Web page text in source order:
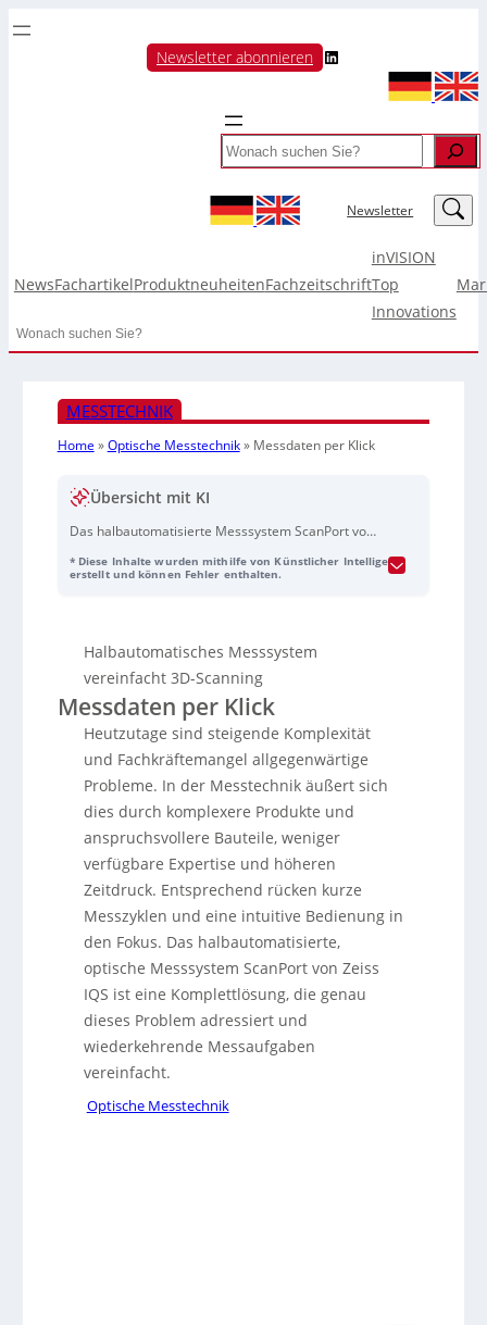
Newsletter abonnieren LinkedIn
Search
Newsletter LinkedIn
NewsFachartikelProduktneuheitenFachzeitschrift
inVISION
Top
Innovations
Search
MESSTECHNIK
Home »Optische Messtechnik» Messdaten per Klick
Übersicht mit KI
Das halbautomatisierte Messsystem ScanPort von
Bedienung und automatisierte Prozesse. Es erfasst
der ScanPort in verschiedenen Fertigungsbereichen
wie 3D-Druck, Kunststoff- und Metallverarbeitung
eingesetzt werden. Die Zeiss Inspect Software
bietet Schritt-für-Schritt Anweisungen und
ermöglicht standardisierte Scans sowie Motion
Replay für wiederkehrende Messungen. Das
System ist mobil, flexibel und fördert durch
Inspektionsabläufe.
* Diese Inhalte wurden mithilfe von Künstlicher Intelligenz
erstellt und können Fehler enthalten.
Halbautomatisches Messsystem
vereinfacht 3D-Scanning
Messdaten per Klick
Heutzutage sind steigende Komplexität
und Fachkräftemangel allgegenwärtige
Probleme. In der Messtechnik äußert sich
dies durch komplexere Produkte und
anspruchsvollere Bauteile, weniger
verfügbare Expertise und höheren
Zeitdruck. Entsprechend rücken kurze
Messzyklen und eine intuitive Bedienung in
den Fokus. Das halbautomatisierte,
optische Messsystem ScanPort von Zeiss
IQS ist eine Komplettlösung, die genau
dieses Problem adressiert und
wiederkehrende Messaufgaben
vereinfacht.
Optische Messtechnik